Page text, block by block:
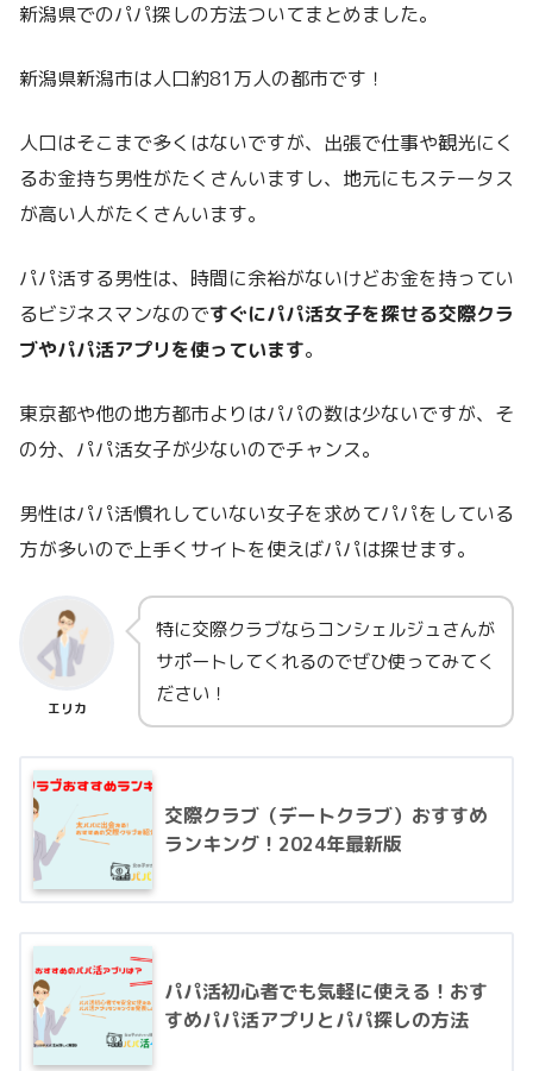
新潟県でのパパ探しの方法ついてまとめました。
新潟県新潟市は人口約81万人の都市です！
人口はそこまで多くはないですが、出張で仕事や観光にく
るお金持ち男性がたくさんいますし、地元にもステータス
が高い人がたくさんいます。
パパ活する男性は、時間に余裕がないけどお金を持ってい
るビジネスマンなのですぐにパパ活女子を探せる交際クラ
ブやパパ活アプリを使っています。
東京都や他の地方都市よりはパパの数は少ないですが、そ
の分、パパ活女子が少ないのでチャンス。
男性はパパ活慣れしていない女子を求めてパパをしている
方が多いので上手くサイトを使えばパパは探せます。
エリカ
特に交際クラブならコンシェルジュさんが
サポートしてくれるのでぜひ使ってみてく
ださい！
交際クラブ（デートクラブ）おすすめ
ランキング！2024年最新版
パパ活初心者でも気軽に使える！おす
すめパパ活アプリとパパ探しの方法